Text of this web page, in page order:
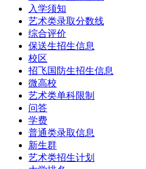
入学须知
艺术类录取分数线
综合评价
保送生招生信息
校区
招飞国防生招生信息
微高校
艺术类单科限制
问答
学费
普通类录取信息
新生群
艺术类招生计划